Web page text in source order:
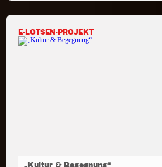
E-LOTSEN-PROJEKT